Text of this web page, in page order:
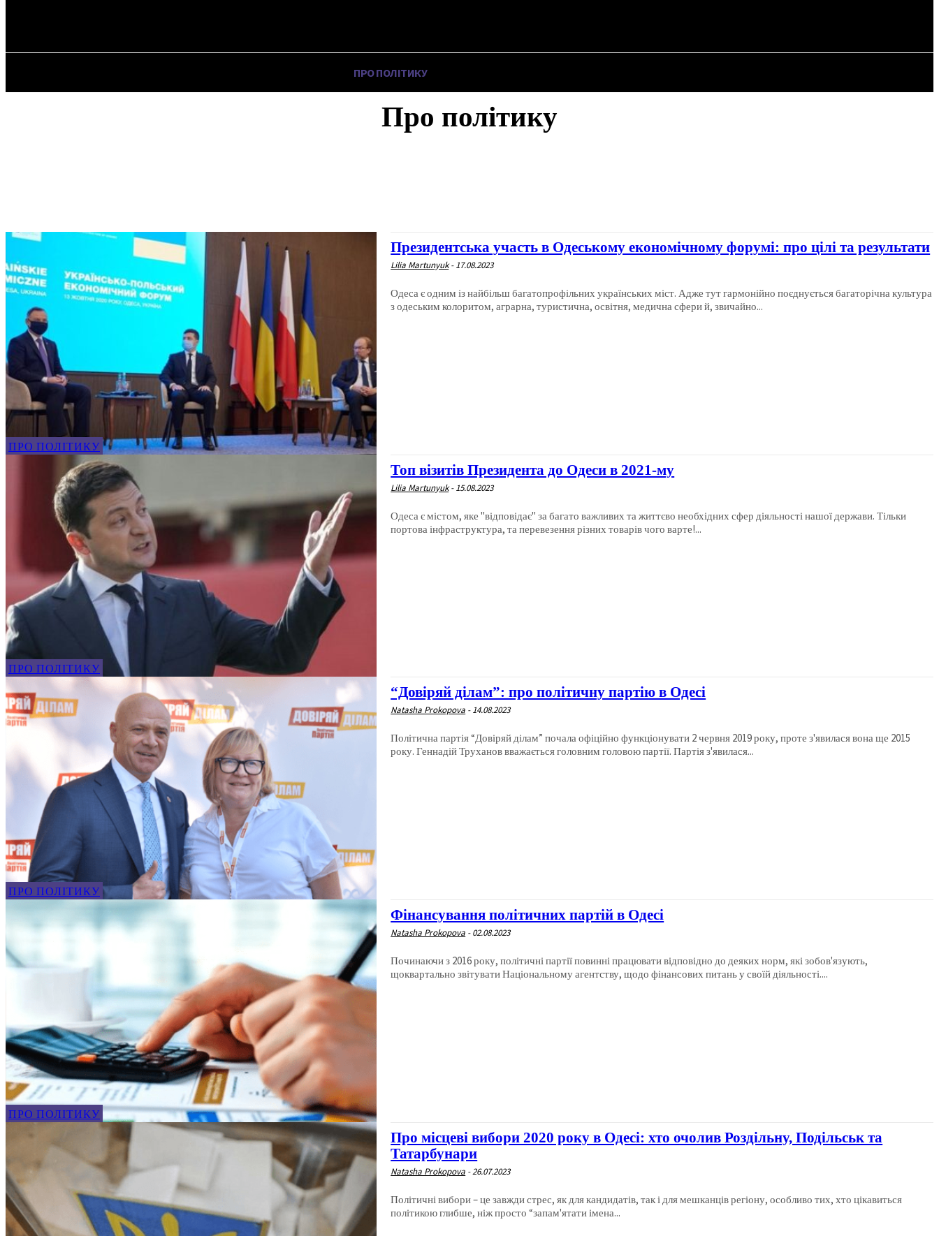
ПРО ПОЛІТИКУ
Про політику
ПРО ПОЛІТИКУ
Президентська участь в Одеському економічному форумі: про цілі та результати
Lilia Martunyuk - 17.08.2023
Одеса є одним із найбільш багатопрофільних українських міст. Адже тут гармонійно поєднується багаторічна культура
з одеським колоритом, аграрна, туристична, освітня, медична сфери й, звичайно...
ПРО ПОЛІТИКУ
Топ візитів Президента до Одеси в 2021-му
Lilia Martunyuk - 15.08.2023
Одеса є містом, яке "відповідає" за багато важливих та життєво необхідних сфер діяльності нашої держави. Тільки
портова інфраструктура, та перевезення різних товарів чого варте!...
ПРО ПОЛІТИКУ
“Довіряй ділам”: про політичну партію в Одесі
Natasha Prokopova - 14.08.2023
Політична партія “Довіряй ділам” почала офіційно функціонувати 2 червня 2019 року, проте з'явилася вона ще 2015
року. Геннадій Труханов вважається головним головою партії. Партія з'явилася...
ПРО ПОЛІТИКУ
Фінансування політичних партій в Одесі
Natasha Prokopova - 02.08.2023
Починаючи з 2016 року, політичні партії повинні працювати відповідно до деяких норм, які зобов'язують,
щоквартально звітувати Національному агентству, щодо фінансових питань у своїй діяльності....
Про місцеві вибори 2020 року в Одесі: хто очолив Роздільну, Подільськ та
Татарбунари
Natasha Prokopova -26.07.2023
Політичні вибори – це завжди стрес, як для кандидатів, так і для мешканців регіону, особливо тих, хто цікавиться
політикою глибше, ніж просто “запам'ятати імена...